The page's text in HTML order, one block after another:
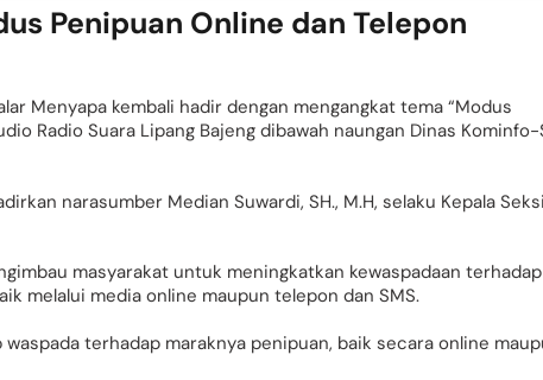
Penipuan Online dan Telepon
Menyapa kembali hadir dengan mengangkat tema “Modus
Radio Suara Lipang Bajeng dibawah naungan Dinas Kominfo-
narasumber Median Suwardi, SH., M.H, selaku Kepala Seksi
masyarakat untuk meningkatkan kewaspadaan terhadap
melalui media online maupun telepon dan SMS.
terhadap maraknya penipuan, baik secara online